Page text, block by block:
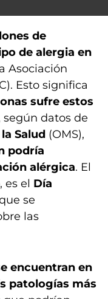
de
de alergia en
Asociación
Esto significa
sufre estos
según datos de
Salud (OMS),
podría
alérgica. El
es el Día
se
las
encuentran en
patologías más